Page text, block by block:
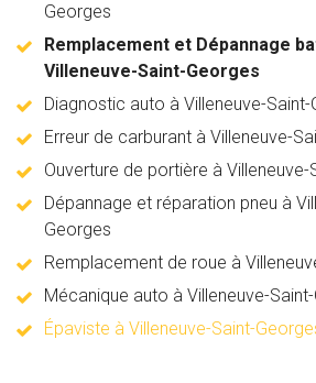
Georges
Remplacement et Dépannage
Villeneuve-Saint-Georges
Diagnostic auto à Villeneuve-Saint-
Erreur de carburant à Villeneuve-
Ouverture de portière à Villeneuve-
Dépannage et réparation pneu à
Georges
Remplacement de roue à
Mécanique auto à Villeneuve-
Épaviste à Villeneuve-Saint-